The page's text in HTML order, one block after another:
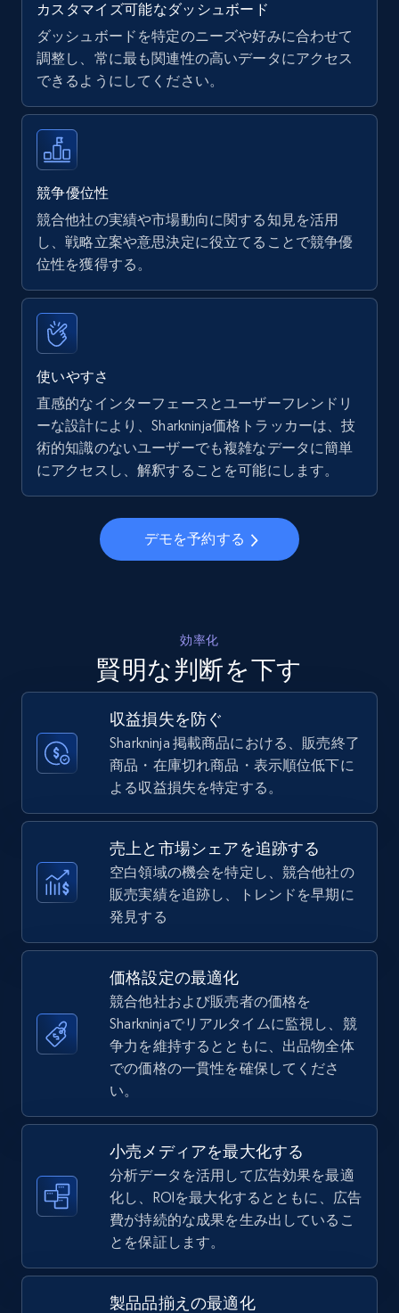
7.4K+ 870+ 今すぐ始める
Walmart - products
URL, Final price, Sku, Currency, Gtin,
Specifications, Image urls, Top reviews, and
more.
5.6K+ 875+ 今すぐ始める
Walmart - products - Find new products by
using specific category URL
URL, Final price, Sku, Currency, Gtin,
Specifications, Image urls, Top reviews, and
more.
5.6K+ 875+ 今すぐ始める
Walmart - products - Collects products by
specific keywords
5.6K+ 875+ 今すぐ始める
Walmart - products - Discover products by
using sku numbers
URL, Final price, Sku, Currency, Gtin,
Specifications, Image urls, Top reviews, and
more.
5.6K+ 875+ 今すぐ始める
TikTok Shop
URL, Title, Available, Description, Currency, Initial
price, Final price, Discount percent, and more.
TikTok Shop - category
URL, Title, Available, Description, Currency, Initial
price, Final price, Discount percent, and more.
5.4K+ 667+ 今すぐ始める
カスタマイズ可能なダッシュボード
ダッシュボードを特定のニーズや好みに合わせて
調整し、常に最も関連性の高いデータにアクセス
できるようにしてください。
競争優位性
競合他社の実績や市場動向に関する知見を活用
し、戦略立案や意思決定に役立てることで競争優
位性を獲得する。
使いやすさ
直感的なインターフェースとユーザーフレンドリ
ーな設計により、Sharkninja価格トラッカーは、技
術的知識のないユーザーでも複雑なデータに簡単
にアクセスし、解釈することを可能にします。
デモを予約する
効率化
賢明な判断を下す
収益損失を防ぐ
Sharkninja 掲載商品における、販売終了
商品・在庫切れ商品・表示順位低下に
よる収益損失を特定する。
売上と市場シェアを追跡する
空白領域の機会を特定し、競合他社の
販売実績を追跡し、トレンドを早期に
発見する
価格設定の最適化
競合他社および販売者の価格を
Sharkninjaでリアルタイムに監視し、競
争力を維持するとともに、出品物全体
での価格の一貫性を確保してくださ
い。
小売メディアを最大化する
分析データを活用して広告効果を最適
化し、ROIを最大化するとともに、広告
費が持続的な成果を生み出しているこ
とを保証します。
製品品揃えの最適化